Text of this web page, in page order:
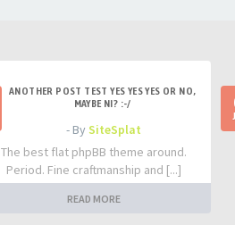
ANOTHER POST TEST YES YES YES OR NO,
MAYBE NI? :-/
- BySiteSplat
The best flat phpBB theme around.
Period. Fine craftmanship and [...]
READ MORE